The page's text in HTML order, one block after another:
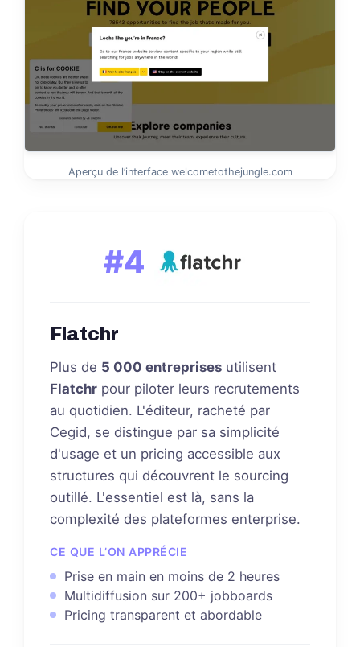
Aperçu de l’interface welcometothejungle.com
#4
Flatchr
Plus de 5 000 entreprises utilisent
Flatchr pour piloter leurs recrutements
au quotidien. L'éditeur, racheté par
Cegid, se distingue par sa simplicité
d'usage et un pricing accessible aux
structures qui découvrent le sourcing
outillé. L'essentiel est là, sans la
complexité des plateformes enterprise.
CE QUE L’ON APPRÉCIE
Prise en main en moins de 2 heures
Multidiffusion sur 200+ jobboards
Pricing transparent et abordable